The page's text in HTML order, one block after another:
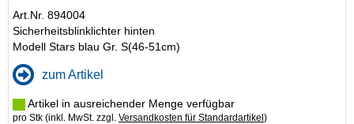
Art.Nr. 894004
Sicherheitsblinklichter hinten
Modell Stars blau Gr. S(46-51cm)
zum Artikel
Artikel in ausreichender Menge verfügbar
pro Stk (inkl. MwSt. zzgl. Versandkosten für Standardartikel )